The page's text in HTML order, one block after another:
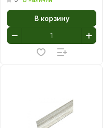
В корзину